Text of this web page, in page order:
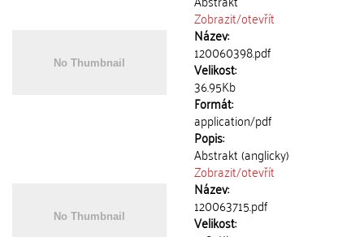
Zobrazit/otevřít
Název:
120060398.pdf
Velikost:
36.95Kb
Formát:
application/pdf
Popis:
Abstrakt (anglicky)
Zobrazit/otevřít
Název:
120063715.pdf
Velikost: